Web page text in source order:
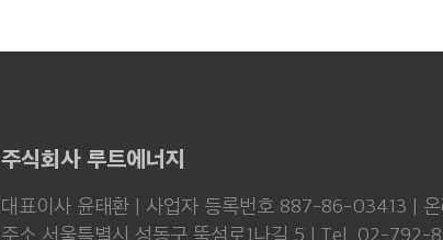
주식회사 루트에너지
대표이사 윤태환 | 사업자 등록번호 887-86-03413 |
주소 서울특별시 성동구 뚝섬로1나길 5 l Tel. 02-